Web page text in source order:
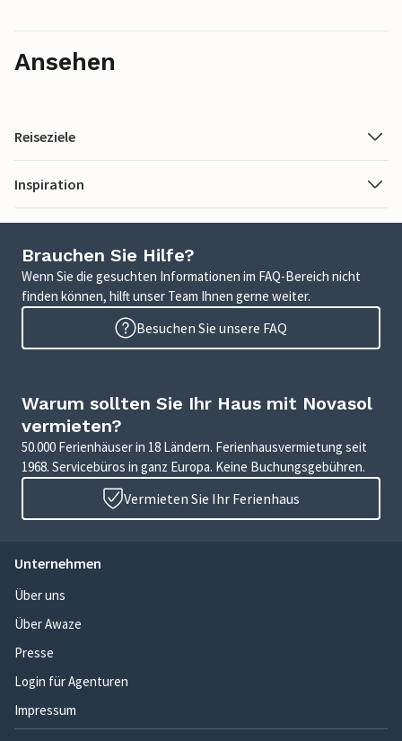
Ansehen
Reiseziele
Inspiration
Brauchen Sie Hilfe?
Wenn Sie die gesuchten Informationen im FAQ-Bereich nicht
finden können, hilft unser Team Ihnen gerne weiter.
Besuchen Sie unsere FAQ
Warum sollten Sie Ihr Haus mit Novasol
vermieten?
50.000 Ferienhäuser in 18 Ländern. Ferienhausvermietung seit
1968. Servicebüros in ganz Europa. Keine Buchungsgebühren.
Vermieten Sie Ihr Ferienhaus
Unternehmen
Über uns
Über Awaze
Presse
Login für Agenturen
Impressum